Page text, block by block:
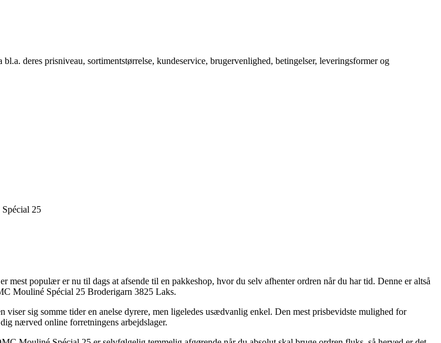
deres prisniveau, sortimentstørrelse, kundeservice, brugervenlighed, betingelser, leveringsformer og
25
mest populær er nu til dags at afsende til en pakkeshop, hvor du selv afhenter ordren når du har tid. Denne er altså
Mouliné Spécial 25 Broderigarn 3825 Laks.
sig somme tider en anelse dyrere, men ligeledes usædvanlig enkel. Den mest prisbevidste mulighed for
nærved online forretningens arbejdslager.